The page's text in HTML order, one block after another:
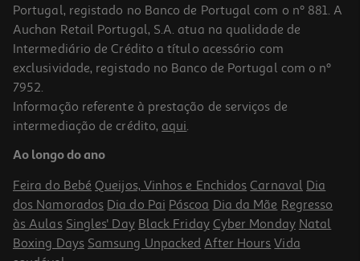
Iogurte Liquido Mimosa Bolacha Infantil 4x151 Ml
3.46 €/Lt
2,09 €
Portugal, registado no Banco de Portugal com o nº 881. A
Auchan Retail Portugal, S.A. atua na qualidade de
Intermediário de Crédito a título acessório com
exclusividade, registado no Banco de Portugal com o nº
7952.
Informação referente à prestação de serviços de
intermediação de crédito, aqui.
Ao longo do ano
Feira do Bebé Queijos, Vinhos e Enchidos Carnaval Dia
dos Namorados Dia do Pai Páscoa Dia da Mãe Regresso
às Aulas Singles' Day Black Friday Cyber Monday Natal
Boxing Days Samsung Unpacked After Hours Vida